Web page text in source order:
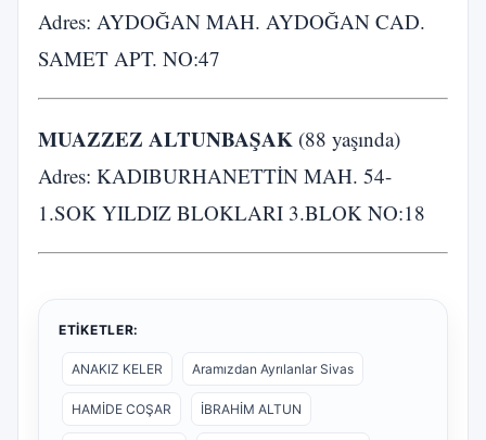
Adres: AYDOĞAN MAH. AYDOĞAN CAD.
SAMET APT. NO:47
MUAZZEZ ALTUNBAŞAK (88 yaşında)
Adres: KADIBURHANETTİN MAH. 54-
1.SOK YILDIZ BLOKLARI 3.BLOK NO:18
ETIKETLER:
ANAKIZ KELER Aramızdan Ayrılanlar Sivas
HAMİDE COŞAR İBRAHİM ALTUN